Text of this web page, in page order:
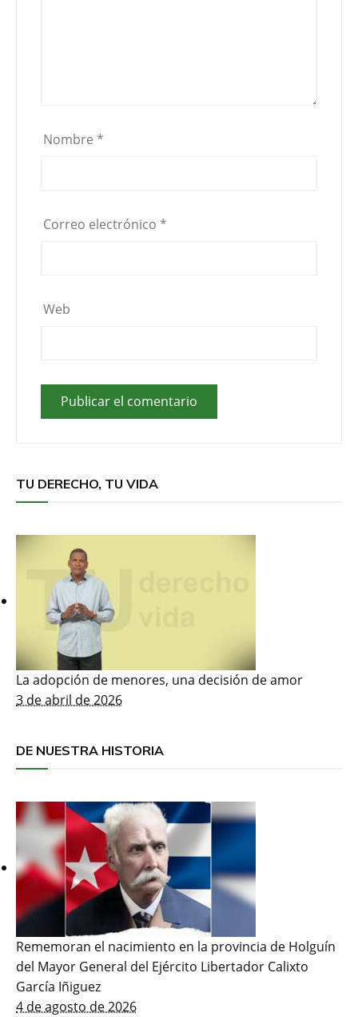
Nombre *
Correo electrónico *
Web
TU DERECHO, TU VIDA
La adopción de menores, una decisión de amor
3 de abril de 2026
DE NUESTRA HISTORIA
Rememoran el nacimiento en la provincia de Holguín
del Mayor General del Ejército Libertador Calixto
García Iñiguez
4 de agosto de 2026